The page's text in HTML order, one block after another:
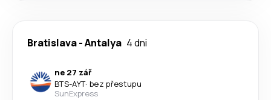
Bratislava-Antalya 4 dni
ne 27 zář
BTS-AYT· bez přestupu
SunExpress